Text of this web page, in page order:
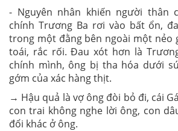
- Nguyên nhân khiến người thân
chính Trương Ba rơi vào bất ổn,
trong một đằng bên ngoài một nẻo
toái, rắc rối. Đau xót hơn là
chính mình, ông bị tha hóa dưới
gớm của xác hàng thịt.
→ Hậu quả là vợ ông đòi bỏ đi, cái
con trai không nghe lời ông, con
đổi khác ở ông.